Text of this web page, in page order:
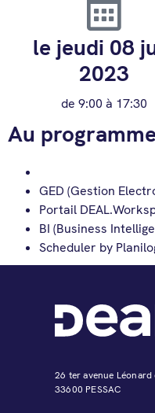
le jeudi 08
2023
de 9:00 à 17:30
Au
GED (Gestion
Portail
BI (Business
Scheduler by
26 ter avenue Léonard
33600 PESSAC